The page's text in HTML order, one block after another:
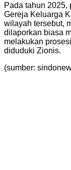
Pada tahun 2025,
Gereja Keluarga
wilayah tersebut,
dilaporkan biasa
melakukan
diduduki Zionis.
(sumber: